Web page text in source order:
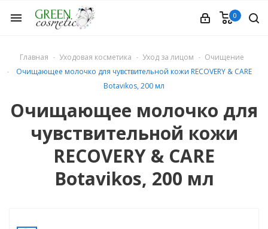
menu 0
Главная Уходовая косметика Уход за лицом
Очищение
Очищающее молочко для чувствительной кожи RECOVERY & CARE
Botavikos, 200 мл
Очищающее молочко для
чувствительной кожи
RECOVERY & CARE
Botavikos, 200 мл